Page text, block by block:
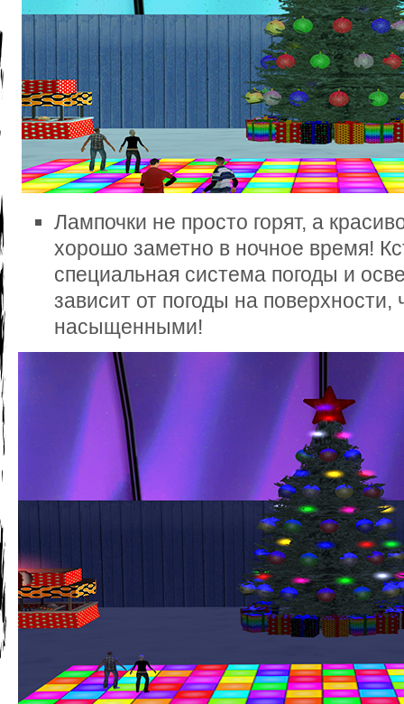
Лампочки не просто горят, а
хорошо заметно в ночное время!
специальная система погоды и
зависит от погоды на
насыщенными!